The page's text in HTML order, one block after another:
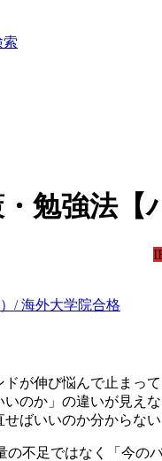
索
勉強法【
/ 海外大学院合格
が伸び悩んで止まっ
いのか」の違いが見え
ばいいのか分からない
不足ではなく「今の